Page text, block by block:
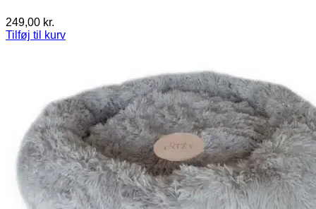
249,00 kr.
Tilføj til kurv